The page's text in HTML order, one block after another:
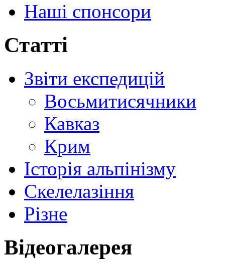
Наші спонсори
Статті
Звіти експедицій
Восьмитисячники
Кавказ
Крим
Історія альпінізму
Скелелазіння
Різне
Відеогалерея